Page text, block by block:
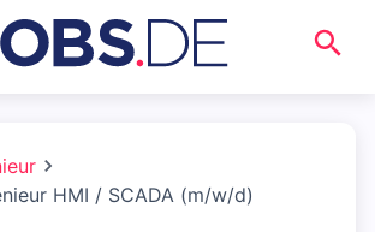
HMI / SCADA (m/w/d)